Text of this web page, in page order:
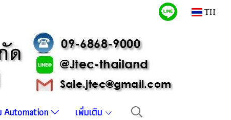
TH
Automation เพิ่มเติม